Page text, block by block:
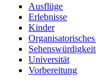
Ausflüge
Erlebnisse
Kinder
Universität
Vorbereitung